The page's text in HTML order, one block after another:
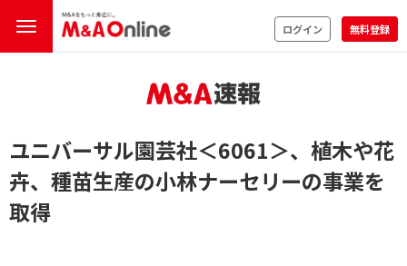
ログイン 無料登録
ユニバーサル園芸社＜6061＞、植木や花
卉、種苗生産の小林ナーセリーの事業を
取得